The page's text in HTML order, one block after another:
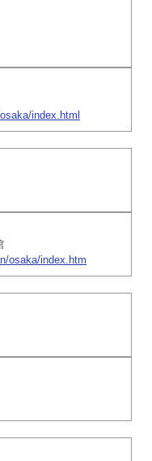
index.html
osaka/index.htm